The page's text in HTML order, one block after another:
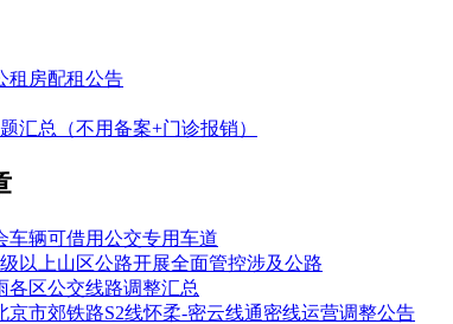
租房配租公告
汇总（不用备案+门诊报销）
车辆可借用公交专用车道
以上山区公路开展全面管控涉及公路
各区公交线路调整汇总
京市郊铁路S2线怀柔-密云线通密线运营调整公告